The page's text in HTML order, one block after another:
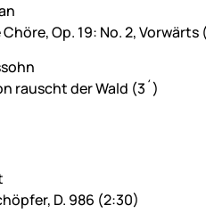
Op. 19: No. 2, Vorwärts
rauscht der Wald (3´)
D. 986 (2:30)